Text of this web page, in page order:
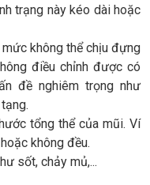
trạng này kéo dài hoặc
không thể chịu đựng
điều chỉnh được có
đề nghiêm trọng như
tổng thể của mũi. Ví
không đều.
sốt, chảy mủ,...